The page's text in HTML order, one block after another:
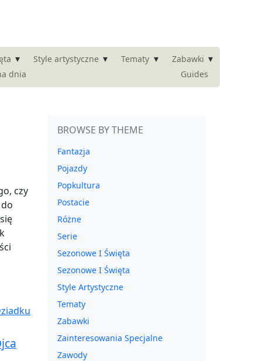
▾ Style artystyczne ▾ Tematy ▾ Zabawki ▾
dnia Guides
czy
BROWSE BY THEME
Fantazja
Pojazdy
Popkultura
Postacie
Różne
Serie
Sezonowe I Święta
Sezonowe I Święta
Style Artystyczne
Tematy
Zabawki
Zainteresowania Specjalne
Zawody